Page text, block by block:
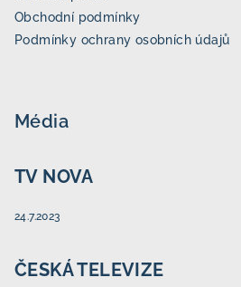
Obchodní podmínky
Podmínky ochrany osobních údajů
Média
TV NOVA
24.7.2023
ČESKÁ TELEVIZE